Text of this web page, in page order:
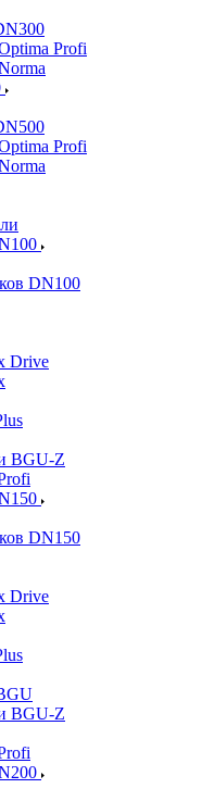
Profi
Profi
DN100
Drive
BGU-Z
DN150
Drive
BGU-Z